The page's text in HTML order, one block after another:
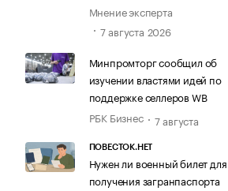
Мнение эксперта
7 августа 2026
Минпромторг сообщил об
изучении властями идей по
поддержке селлеров WB
РБК Бизнес
7 августа
ПОВЕСТОК.НЕТ
Нужен ли военный билет для
получения загранпаспорта